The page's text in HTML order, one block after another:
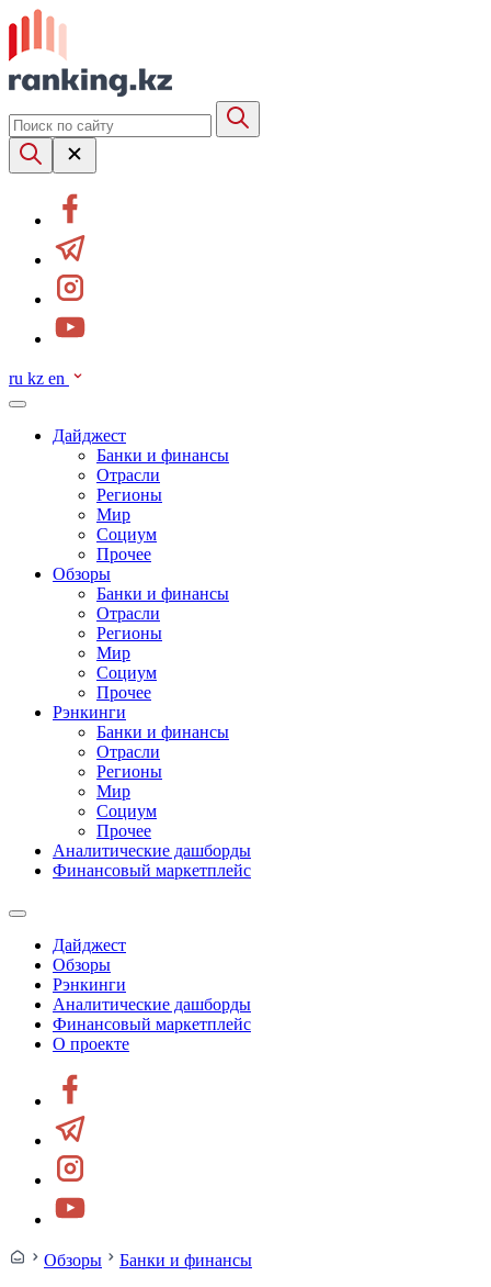
ru kz en
Дайджест
Банки и финансы
Отрасли
Регионы
Мир
Социум
Прочее
Обзоры
Банки и финансы
Отрасли
Регионы
Мир
Социум
Прочее
Рэнкинги
Банки и финансы
Отрасли
Регионы
Мир
Социум
Прочее
Аналитические дашборды
Финансовый маркетплейс
Дайджест
Обзоры
Рэнкинги
Аналитические дашборды
Финансовый маркетплейс
О проекте
Обзоры Банки и финансы